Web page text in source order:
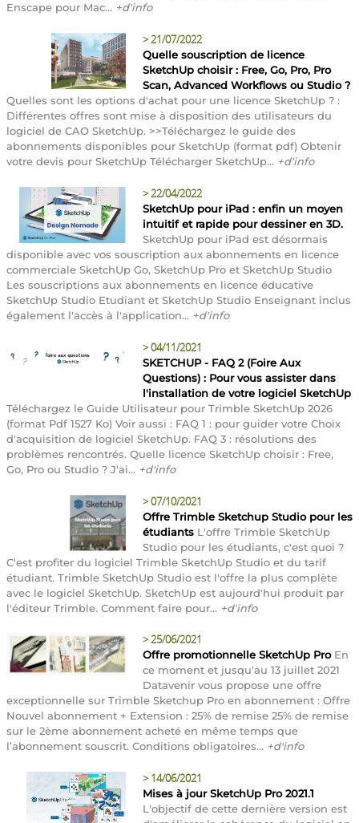
Enscape pour Mac... +d'info
>21/07/2022
Quelle souscription de licence
SketchUp choisir : Free, Go, Pro, Pro
Scan, Advanced Workflows ou Studio ?
Quelles sont les options d'achat pour une licence SketchUp ? :
Différentes offres sont mise à disposition des utilisateurs du
logiciel de CAO SketchUp. >>Téléchargez le guide des
abonnements disponibles pour SketchUp (format pdf) Obtenir
votre devis pour SketchUp Télécharger SketchUp... +d'info
>22/04/2022
SketchUp pour iPad : enfin un moyen
intuitif et rapide pour dessiner en 3D.
SketchUp pour iPad est désormais
disponible avec vos souscription aux abonnements en licence
commerciale SketchUp Go, SketchUp Pro et SketchUp Studio
Les souscriptions aux abonnements en licence éducative
SketchUp Studio Etudiant et SketchUp Studio Enseignant inclus
également l'accès à l'application... +d'info
>04/11/2021
SKETCHUP - FAQ 2 (Foire Aux
Questions) : Pour vous assister dans
l'installation de votre logiciel SketchUp
Téléchargez le Guide Utilisateur pour Trimble SketchUp 2026
(format Pdf 1527 Ko) Voir aussi : FAQ 1 : pour guider votre Choix
d'acquisition de logiciel SketchUp. FAQ 3 : résolutions des
problèmes rencontrés. Quelle licence SketchUp choisir : Free,
Go, Pro ou Studio ? J'ai... +d'info
>07/10/2021
Offre Trimble Sketchup Studio pour les
étudiants L'offre Trimble SketchUp
Studio pour les étudiants, c'est quoi ?
C'est profiter du logiciel Trimble SketchUp Studio et du tarif
étudiant. Trimble SketchUp Studio est l'offre la plus complète
avec le logiciel SketchUp. SketchUp est aujourd'hui produit par
l'éditeur Trimble. Comment faire pour... +d'info
>25/06/2021
Offre promotionnelle SketchUp ProEn
ce moment et jusqu'au 13 juillet 2021
Datavenir vous propose une offre
exceptionnelle sur Trimble Sketchup Pro en abonnement : Offre
Nouvel abonnement + Extension : 25% de remise 25% de remise
sur le 2ème abonnement acheté en même temps que
l’abonnement souscrit. Conditions obligatoires... +d'info
> 14/06/2021
Mises à jour SketchUp Pro 2021.1
L'objectif de cette dernière version est